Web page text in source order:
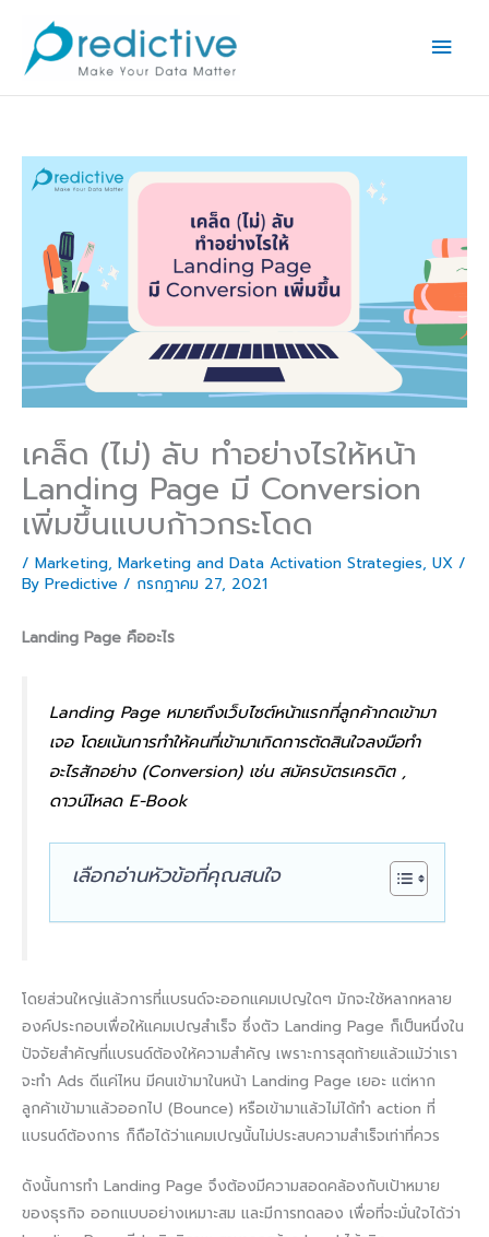
content
เคล็ด (ไม่) ลับ ทำอย่างไรให้หน้า
Landing Page มี Conversion
เพิ่มขึ้นแบบก้าวกระโดด
/ Marketing, Marketing and Data Activation Strategies, UX /
By Predictive / กรกฎาคม 27, 2021
Landing Page คืออะไร
Landing Page หมายถึงเว็บไซต์หน้าแรกที่ลูกค้ากดเข้ามา
เจอ โดยเน้นการทำให้คนที่เข้ามาเกิดการตัดสินใจลงมือทำ
อะไรสักอย่าง (Conversion) เช่น สมัครบัตรเครดิต ,
ดาวน์โหลด E-Book
เลือกอ่านหัวข้อที่คุณสนใจ
โดยส่วนใหญ่แล้วการที่แบรนด์จะออกแคมเปญใดๆ มักจะใช้หลากหลาย
องค์ประกอบเพื่อให้แคมเปญสำเร็จ ซึ่งตัว Landing Page ก็เป็นหนึ่งใน
ปัจจัยสำคัญที่แบรนด์ต้องให้ความสำคัญ​ เพราะการสุดท้ายแล้วแม้ว่าเรา
จะทำ Ads ดีแค่ไหน มีคนเข้ามาในหน้า Landing Page เยอะ แต่หาก
ลูกค้าเข้ามาแล้วออกไป (Bounce) หรือเข้ามาแล้วไม่ได้ทำ action ที่
แบรนด์ต้องการ ก็ถือได้ว่าแคมเปญนั้นไม่ประสบความสำเร็จเท่าที่ควร
ดังนั้นการทำ Landing Page จึงต้องมีความสอดคล้องกับเป้าหมาย
ของธุรกิจ ออกแบบอย่างเหมาะสม และมีการทดลอง เพื่อที่จะมั่นใจได้ว่า